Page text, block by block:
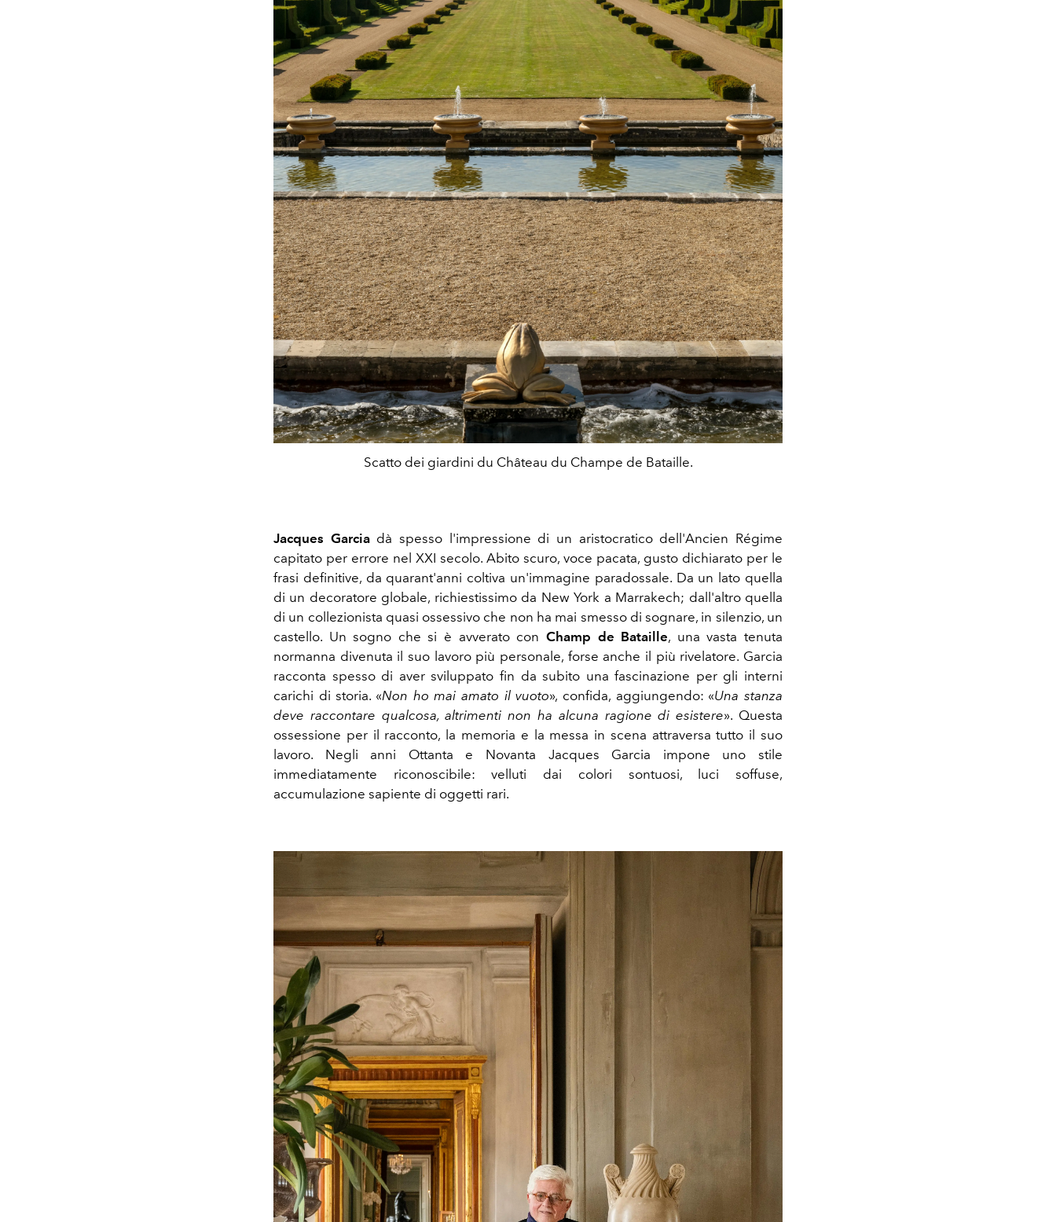
Scatto dei giardini du Château du Champe de Bataille.
Jacques Garciadà spesso l'impressione di un aristocratico dell'Ancien Régime
capitato per errore nel XXI secolo. Abito scuro, voce pacata, gusto dichiarato per le
frasi definitive, da quarant'anni coltiva un'immagine paradossale. Da un lato quella
di un decoratore globale, richiestissimo da New York a Marrakech; dall'altro quella
di un collezionista quasi ossessivo che non ha mai smesso di sognare, in silenzio, un
castello. Un sogno che si è avverato con Champ de Bataille, una vasta tenuta
normanna divenuta il suo lavoro più personale, forse anche il più rivelatore. Garcia
racconta spesso di aver sviluppato fin da subito una fascinazione per gli interni
carichi di storia. «Non ho mai amato il vuoto», confida, aggiungendo: «Una stanza
deve raccontare qualcosa, altrimenti non ha alcuna ragione di esistere». Questa
ossessione per il racconto, la memoria e la messa in scena attraversa tutto il suo
lavoro. Negli anni Ottanta e Novanta Jacques Garcia impone uno stile
immediatamente riconoscibile: velluti dai colori sontuosi, luci soffuse,
accumulazione sapiente di oggetti rari.